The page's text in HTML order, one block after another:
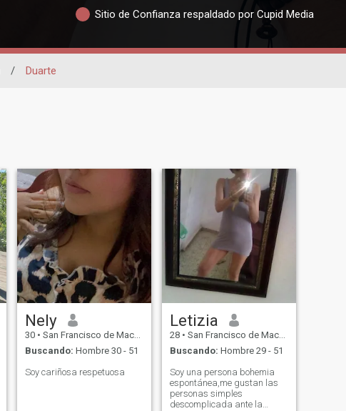
Sitio de Confianza respaldado por Cupid Media
/ Duarte
Nely
30 • San Francisco de Macorís, Duarte, Rep. Dominicana
Buscando: Hombre 30 - 51
Soy cariñosa respetuosa
Letizia
28 • San Francisco de Macorís, Duarte, Rep. Dominicana
Buscando: Hombre 29 - 51
Soy una persona bohemia
espontánea,me gustan las
personas simples
descomplicada ante la